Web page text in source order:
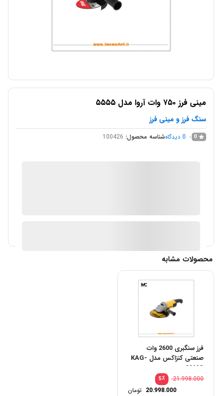
مینی فرز ۷۵۰ وات آروا مدل ۵۵۵۵
سنگ فرز و مینی فرز
0
0 دیدگاهشناسه محصول: 100426
محصولات مشابه
فرز سنگبری 2600 وات
صنعتی کنزاکس مدل KAG-
2269S
٪5
21.998.000
20.998.000 تومان